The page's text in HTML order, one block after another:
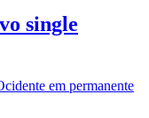
single
em permanente